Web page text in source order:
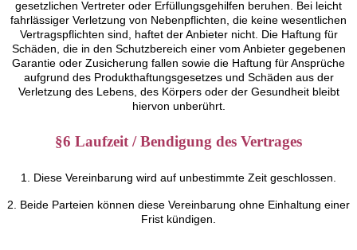
gesetzlichen Vertreter oder Erfüllungsgehilfen beruhen. Bei leicht
fahrlässiger Verletzung von Nebenpflichten, die keine wesentlichen
Vertragspflichten sind, haftet der Anbieter nicht. Die Haftung für
Schäden, die in den Schutzbereich einer vom Anbieter gegebenen
Garantie oder Zusicherung fallen sowie die Haftung für Ansprüche
aufgrund des Produkthaftungsgesetzes und Schäden aus der
Verletzung des Lebens, des Körpers oder der Gesundheit bleibt
hiervon unberührt.
§6 Laufzeit / Bendigung des Vertrages
1. Diese Vereinbarung wird auf unbestimmte Zeit geschlossen.
2. Beide Parteien können diese Vereinbarung ohne Einhaltung einer
Frist kündigen.